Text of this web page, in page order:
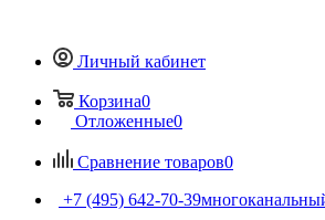
Личный кабинет
Корзина0
Отложенные0
Сравнение товаров0
+7 (495) 642-70-39